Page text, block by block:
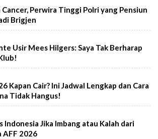
Perwira Tinggi Polri yang Pensiun
Brigjen
Usir Mees Hilgers: Saya Tak Berharap
Kapan Cair? Ini Jadwal Lengkap dan Cara
Tidak Hangus!
Indonesia Jika Imbang atau Kalah dari
AFF 2026